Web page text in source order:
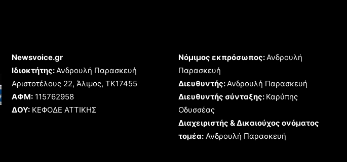
Newsvoice.gr
Ιδιοκτήτης:Ανδρουλή Παρασκευή
Αριστοτέλους 22, Άλιμος, TK17455
ΑΦΜ: 115762958
ΔΟΥ: ΚΕΦΟΔΕ ΑΤΤΙΚΗΣ
Νόμιμος εκπρόσωπος:Ανδρουλή
Παρασκευή
Διευθυντής:Ανδρουλή Παρασκευή
Διευθυντής σύνταξης: Καρύπης
Οδυσσέας
Διαχειριστής & Δικαιούχος ονόματος
τομέα: Ανδρουλή Παρασκευή